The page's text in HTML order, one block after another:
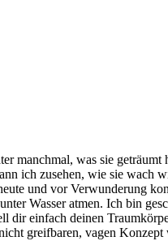
manchmal, was sie
ich zusehen, wie sie
und vor Verwunderung
Wasser atmen. Ich bin
einfach deinen
greifbaren, vagen